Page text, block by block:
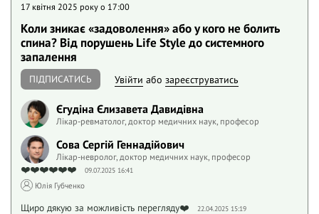
17 квітня 2025 року o 17:00
Коли зникає «задоволення» або у кого не болить
спина? Від порушень Life Style до системного
запалення
ПІДПИСАТИСЬ Увійти або зареєструватись
Єгудіна Єлизавета Давидівна
Лікар-ревматолог, доктор медичних наук, професор
Сова Сергій Геннадійович
Лікар-невролог, доктор медичних наук, професор
❤️❤️❤️❤️❤️❤️ 09.07.2025 16:41
Юлія Губченко
Щиро дякую за можливість перегляду❤️ 22.04.2025 15:19